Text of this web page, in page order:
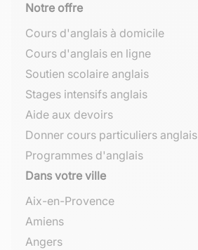
Notre offre
Cours d'anglais à domicile
Cours d'anglais en ligne
Soutien scolaire anglais
Stages intensifs anglais
Aide aux devoirs
Donner cours particuliers anglais
Programmes d'anglais
Dans votre ville
Aix-en-Provence
Amiens
Angers